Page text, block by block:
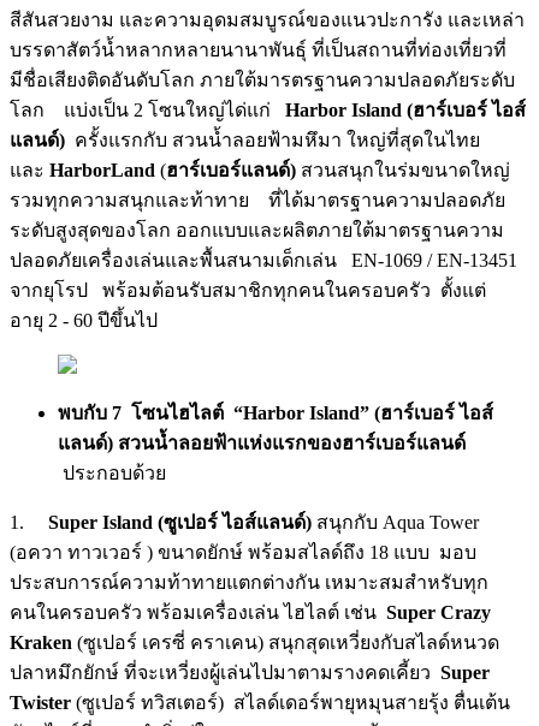
สีสันสวยงาม และความอุดมสมบูรณ์ของแนวปะการัง และเหล่า
บรรดาสัตว์น้ำหลากหลายนานาพันธุ์ ที่เป็นสถานที่ท่องเที่ยวที่
มีชื่อเสียงติดอันดับโลก ภายใต้มารตรฐานความปลอดภัยระดับ
โลก แบ่งเป็น 2 โซนใหญ่ได่แก่
Harbor Island (ฮาร์เบอร์ ไอส์
แลนด์) ครั้งแรกกับ สวนน้ำลอยฟ้ามหึมา ใหญ่ที่สุดในไทย
และ HarborLand (ฮาร์เบอร์แลนด์) สวนสนุกในร่มขนาดใหญ่
รวมทุกความสนุกและท้าทาย ที่ได้มาตรฐานความปลอดภัย
ระดับสูงสุดของโลก ออกแบบและผลิตภายใต้มาตรฐานความ
ปลอดภัยเครื่องเล่นและพื้นสนามเด็กเล่น EN-1069 / EN-13451
จากยุโรป พร้อมต้อนรับสมาชิกทุกคนในครอบครัว ตั้งแต่
อายุ 2 - 60 ปีขึ้นไป
พบกับ 7 โซนไฮไลต์ “Harbor Island” (ฮาร์เบอร์ ไอส์
แลนด์) สวนน้ำลอยฟ้าแห่งแรกของฮาร์เบอร์แลนด์
ประกอบด้วย
1. Super Island (ซูเปอร์ ไอส์แลนด์) สนุกกับ Aqua Tower
(อควา ทาวเวอร์ ) ขนาดยักษ์ พร้อมสไลด์ถึง 18 แบบ มอบ
ประสบการณ์ความท้าทายแตกต่างกัน เหมาะสมสำหรับทุก
คนในครอบครัว พร้อมเครื่องเล่น ไฮไลต์ เช่น Super Crazy
Kraken (ซูเปอร์ เครซี่ คราเคน) สนุกสุดเหวี่ยงกับสไลด์หนวด
ปลาหมึกยักษ์ ที่จะเหวี่ยงผู้เล่นไปมาตามรางคดเคี้ยว Super
Twister (ซูเปอร์ ทวิสเตอร์) สไลด์เดอร์พายุหมุนสายรุ้ง ตื่นเต้น